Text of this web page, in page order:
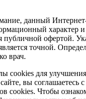
данный
характер
публичной офертой.
точной.
врач.
cookies для
вы соглашаетесь
cookies. Чтобы